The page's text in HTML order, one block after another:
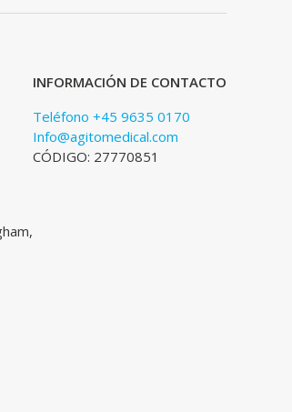
INFORMACIÓN DE CONTACTO
Teléfono +45 9635 0170
Info@agitomedical.com
CÓDIGO: 27770851